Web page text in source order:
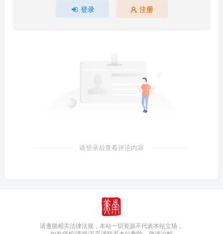
登录 注册
请登录后查看评论内容
请遵循相关法律法规，本站一切资源不代表本站立场，